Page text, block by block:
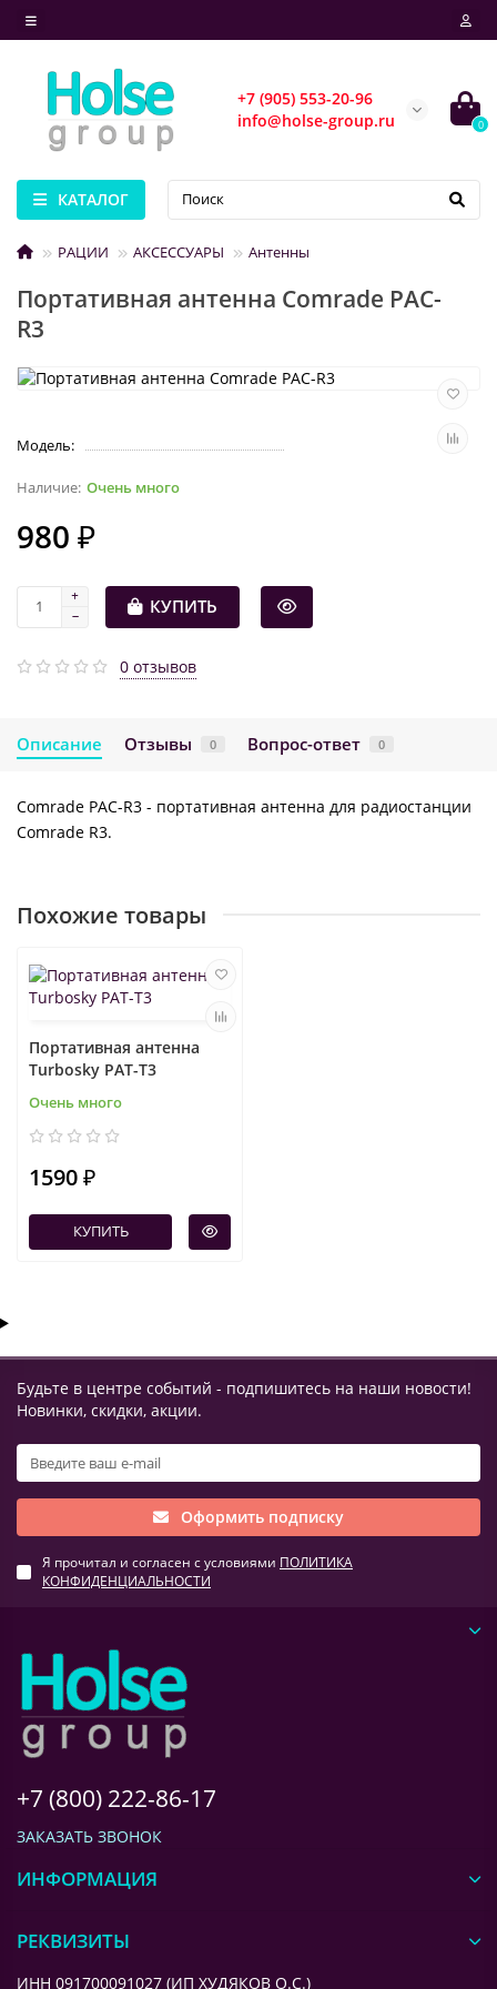
+7 (905) 553-20-96
info@holse-group.ru
0
КАТАЛОГ
РАЦИИ АКСЕССУАРЫ Антенны
Портативная антенна Comrade PAC-
R3
Модель:
Очень много
980 ₽
КУПИТЬ
0 отзывов
Описание Отзывы 0 Вопрос-ответ 0
Comrade PAC-R3 - портативная антенна для радиостанции
Comrade R3.
Похожие товары
Портативная антенна
Turbosky PAT-T3
Очень много
1590 ₽
КУПИТЬ
Будьте в центре событий - подпишитесь на наши новости!
Новинки, скидки, акции.
Оформить подписку
Я прочитал и согласен с условиями ПОЛИТИКА
КОНФИДЕНЦИАЛЬНОСТИ
+7 (800) 222-86-17
ЗАКАЗАТЬ ЗВОНОК
ИНФОРМАЦИЯ
РЕКВИЗИТЫ
ИНН 091700091027 (ИП ХУДЯКОВ О.С.)